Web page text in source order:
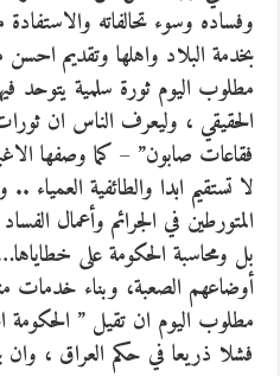
وفساده وسوء تحالفاته
بخدمة البلاد واهلها وتقديم
مطلوب اليوم ثورة سلمية يتوحد
الحقيقي ، وليعرف الناس ان
فقاعات صابون” – كما وصفها
لا تستقيم ابدا والطائفية
المتورطين في الجرائم وأعمال
بل ومحاسبة الحكومة على
أوضاعهم الصعبة، وبناء خدمات
مطلوب اليوم ان تقيل ” الحكومة
فشلا ذريعا في حكم العراق ،